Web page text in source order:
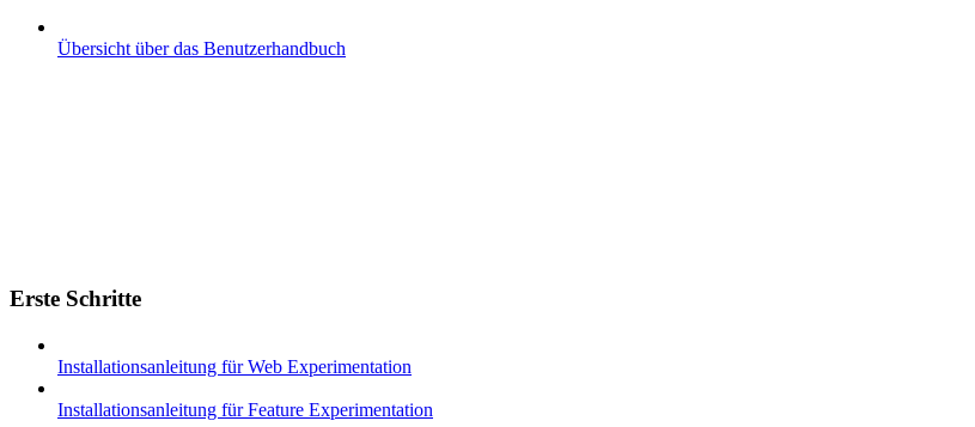
Übersicht über das Benutzerhandbuch
Erste Schritte
Installationsanleitung für Web Experimentation
Installationsanleitung für Feature Experimentation